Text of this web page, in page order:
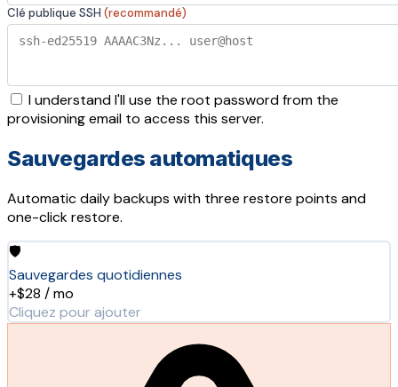
Clé publique SSH (recommandé)
I understand I'll use the root password from the
provisioning email to access this server.
Sauvegardes automatiques
Automatic daily backups with three restore points and
one-click restore.
🛡️
Sauvegardes quotidiennes
+$28 / mo
Cliquez pour ajouter